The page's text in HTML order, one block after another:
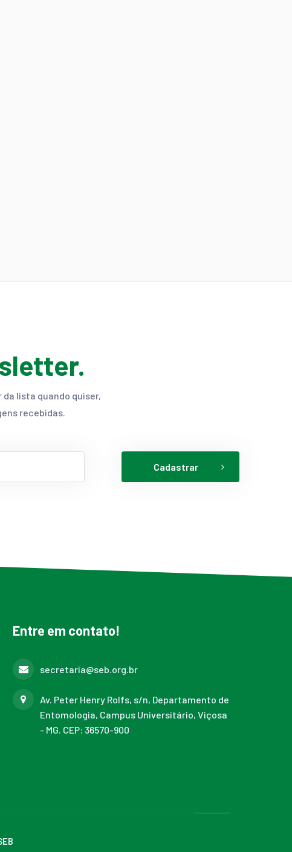
lista quando quiser,
recebidas.
Cadastrar
Entre em contato!
secretaria@seb.org.br
Av. Peter Henry Rolfs, s/n, Departamento de
Entomologia, Campus Universitário, Viçosa
- MG. CEP: 36570-900